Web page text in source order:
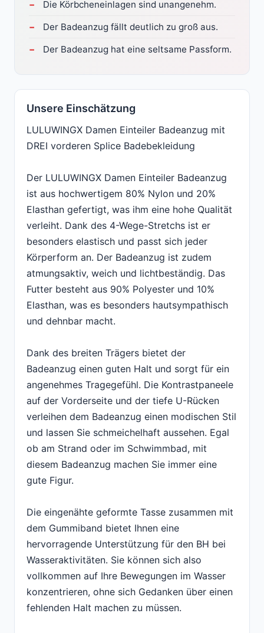
Die Körbcheneinlagen sind unangenehm.
Der Badeanzug fällt deutlich zu groß aus.
Der Badeanzug hat eine seltsame Passform.
Unsere Einschätzung
LULUWINGX Damen Einteiler Badeanzug mit
DREI vorderen Splice Badebekleidung
Der LULUWINGX Damen Einteiler Badeanzug
ist aus hochwertigem 80% Nylon und 20%
Elasthan gefertigt, was ihm eine hohe Qualität
verleiht. Dank des 4-Wege-Stretchs ist er
besonders elastisch und passt sich jeder
Körperform an. Der Badeanzug ist zudem
atmungsaktiv, weich und lichtbeständig. Das
Futter besteht aus 90% Polyester und 10%
Elasthan, was es besonders hautsympathisch
und dehnbar macht.
Dank des breiten Trägers bietet der
Badeanzug einen guten Halt und sorgt für ein
angenehmes Tragegefühl. Die Kontrastpaneele
auf der Vorderseite und der tiefe U-Rücken
verleihen dem Badeanzug einen modischen Stil
und lassen Sie schmeichelhaft aussehen. Egal
ob am Strand oder im Schwimmbad, mit
diesem Badeanzug machen Sie immer eine
gute Figur.
Die eingenähte geformte Tasse zusammen mit
dem Gummiband bietet Ihnen eine
hervorragende Unterstützung für den BH bei
Wasseraktivitäten. Sie können sich also
vollkommen auf Ihre Bewegungen im Wasser
konzentrieren, ohne sich Gedanken über einen
fehlenden Halt machen zu müssen.